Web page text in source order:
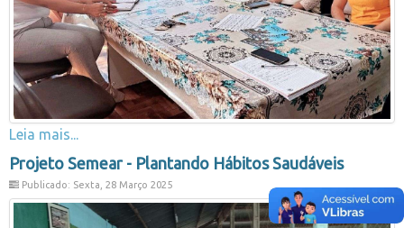
Leia mais...
Projeto Semear - Plantando Hábitos Saudáveis
Publicado: Sexta, 28 Março 2025